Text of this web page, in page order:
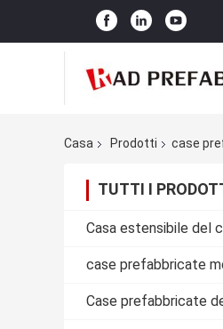
Casa Prodotti case
TUTTI I
Casa estensibile del
case prefabbricate
Case prefabbricate